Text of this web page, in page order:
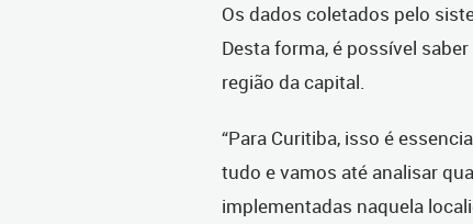
Os dados coletados pelo
Desta forma, é possível
região da capital.
“Para Curitiba, isso é
tudo e vamos até analisar
implementadas naquela